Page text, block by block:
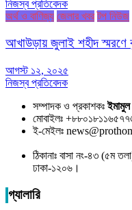
নিজস্ব প্রতিবেদক
অর্থ ও বাণিজ্য জেলার খবর টপ নিউজ
আখাউড়ায় জুলাই শহীদ স্মরণে
আগস্ট ১২, ২০২৫
নিজস্ব প্রতিবেদক
সম্পাদক ও প্রকাশকঃ
মোবাইলঃ
ই-মেইলঃ
ঠিকানাঃ বাসা নং-৪৩ (৫ম
ঢাকা-১২০৬।
গ্যালারি